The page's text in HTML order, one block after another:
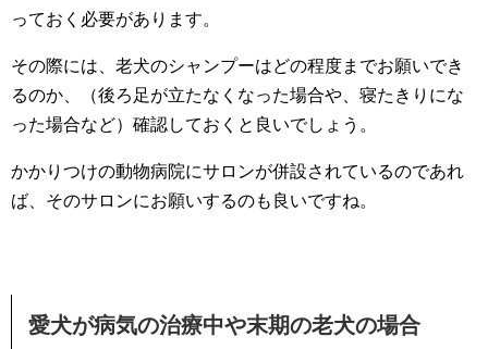
っておく必要があります。
その際には、老犬のシャンプーはどの程度までお願いでき
るのか、（後ろ足が立たなくなった場合や、寝たきりにな
った場合など）確認しておくと良いでしょう。
かかりつけの動物病院にサロンが併設されているのであれ
ば、そのサロンにお願いするのも良いですね。
愛犬が病気の治療中や末期の老犬の場合